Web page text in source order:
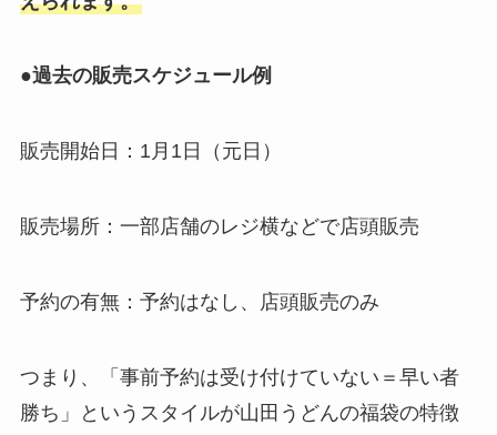
●過去の販売スケジュール例
販売開始日：1月1日（元日）
販売場所：一部店舗のレジ横などで店頭販売
予約の有無：予約はなし、店頭販売のみ
つまり、「事前予約は受け付けていない＝早い者
勝ち」というスタイルが山田うどんの福袋の特徴